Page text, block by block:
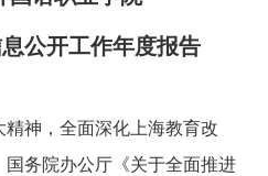
公开工作年度报告
神，全面深化上海教育改
务院办公厅《关于全面推进